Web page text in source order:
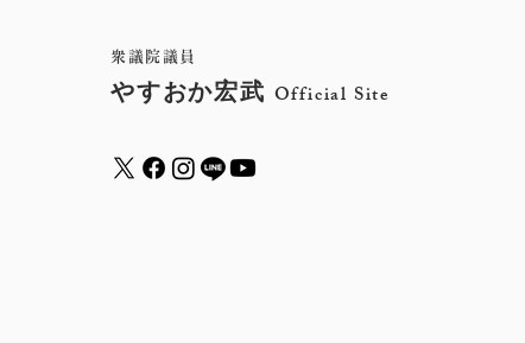
覧いただけます。
衆議院議員
やすおか宏武 Official Site